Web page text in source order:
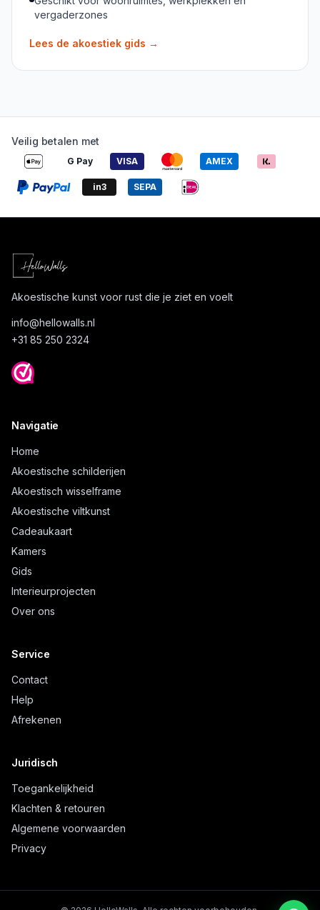
vergaderzones
Lees de akoestiek gids →
Veilig betalen met
G Pay VISA AMEX
in3 SEPA
Akoestische kunst voor rust die je ziet en voelt
info@hellowalls.nl
+31 85 250 2324
Navigatie
Home
Akoestische schilderijen
Akoestisch wisselframe
Akoestische viltkunst
Cadeaukaart
Kamers
Gids
Interieurprojecten
Over ons
Service
Contact
Help
Afrekenen
Juridisch
Toegankelijkheid
Klachten & retouren
Algemene voorwaarden
Privacy